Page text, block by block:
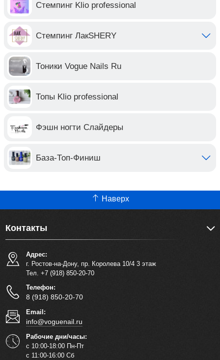
Стемпинг Klio professional
Стемпинг ЛакSHERY
Тоники Vogue Nails Ru
Топы Klio professional
Фэшн ногти Слайдеры
База-Топ-Финиш
Наверх
Контакты
Адрес:
г. Ростов-на-Дону, пр. Королева 10/4 3 этаж
Тел. +7 (918) 850-20-70
Телефон:
8 (918) 850-20-70
Email:
info@voguenail.ru
Рабочие дни/часы:
с 10:00-18:00 Пн-Пт
с 11:00-16:00 Сб